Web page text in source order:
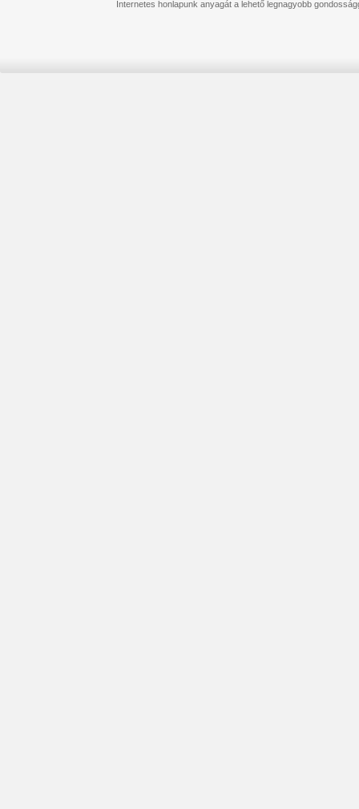
Internetes honlapunk anyagát a lehető legnagyobb